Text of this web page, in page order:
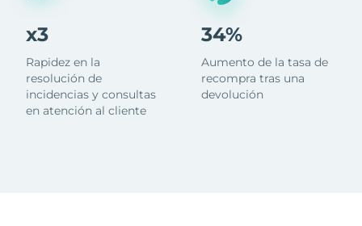
x3
Rapidez en la
resolución de
incidencias y consultas
en atención al cliente
34%
Aumento de la tasa de
recompra tras una
devolución